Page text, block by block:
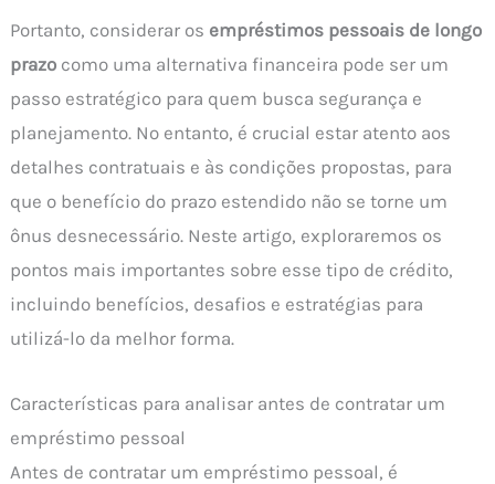
Portanto, considerar os empréstimos pessoais de longo
prazo como uma alternativa financeira pode ser um
passo estratégico para quem busca segurança e
planejamento. No entanto, é crucial estar atento aos
detalhes contratuais e às condições propostas, para
que o benefício do prazo estendido não se torne um
ônus desnecessário. Neste artigo, exploraremos os
pontos mais importantes sobre esse tipo de crédito,
incluindo benefícios, desafios e estratégias para
utilizá-lo da melhor forma.
Características para analisar antes de contratar um
empréstimo pessoal
Antes de contratar um empréstimo pessoal, é